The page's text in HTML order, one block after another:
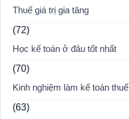
Thuế giá trị gia tăng
(72)
Học kế toán ở đâu tốt nhất
(70)
Kinh nghiệm làm kế toán thuế
(63)